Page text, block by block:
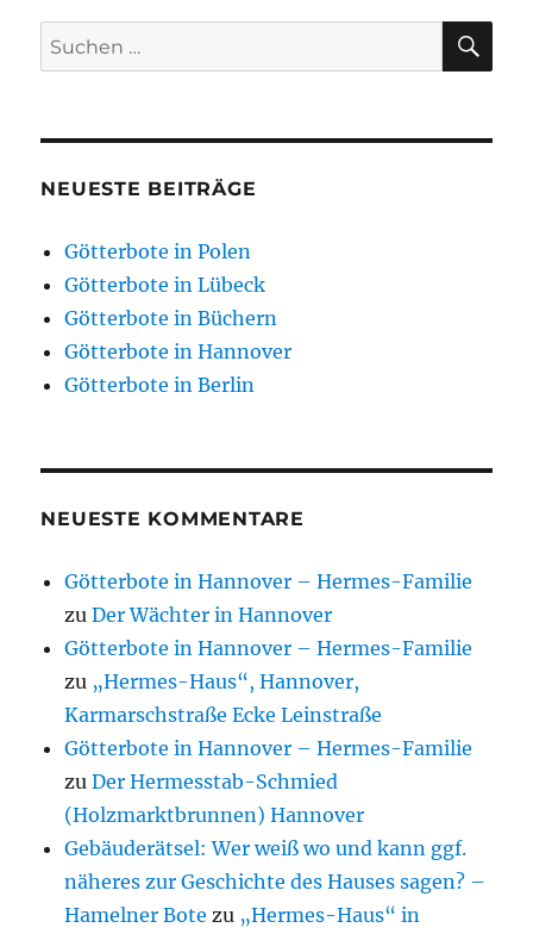
Suchen
nach:
NEUESTE BEITRÄGE
Götterbote in Polen
Götterbote in Lübeck
Götterbote in Büchern
Götterbote in Hannover
Götterbote in Berlin
NEUESTE KOMMENTARE
Götterbote in Hannover – Hermes-Familie
zuDer Wächter in Hannover
Götterbote in Hannover – Hermes-Familie
zu „Hermes-Haus“, Hannover,
Karmarschstraße Ecke Leinstraße
Götterbote in Hannover – Hermes-Familie
zuDer Hermesstab-Schmied
(Holzmarktbrunnen) Hannover
Gebäuderätsel: Wer weiß wo und kann ggf.
näheres zur Geschichte des Hauses sagen? –
Hamelner Bote zu „Hermes-Haus“ in